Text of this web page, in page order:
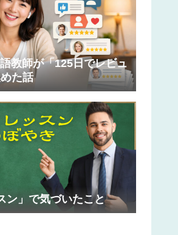
教師が「125日でレビュ
た話
ン」で気づいたこと